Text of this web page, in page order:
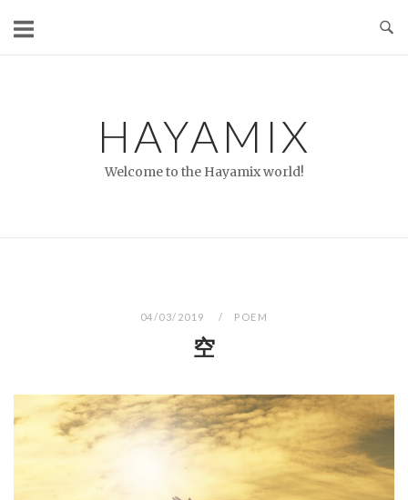
HAYAMIX
Welcome to the Hayamix world!
04/03/2019 POEM
空